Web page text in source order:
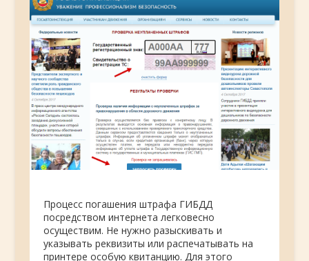
Процесс погашения штрафа ГИБДД
посредством интернета легковесно
осуществим. Не нужно разыскивать и
указывать реквизиты или распечатывать на
принтере особую квитанцию. Для этого